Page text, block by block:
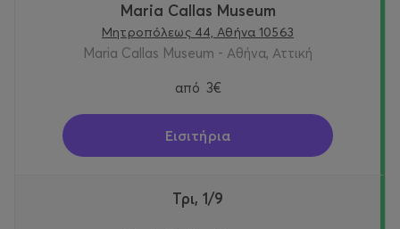
Maria Callas Museum
Μητροπόλεως 44, Αθήνα 10563
Maria Callas Museum - Αθήνα, Αττική
από 3€
Εισιτήρια
Τρι, 1/9